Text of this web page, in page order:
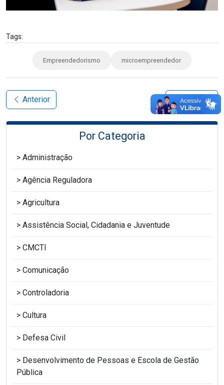
Tags:
Empreendedorismo microempreendedor
Anterior Próximo
Por Categoria
Administração
Agência Reguladora
Agricultura
Assistência Social, Cidadania e Juventude
CMCTI
Comunicação
Controladoria
Cultura
Defesa Civil
Desenvolvimento de Pessoas e Escola de Gestão
Pública